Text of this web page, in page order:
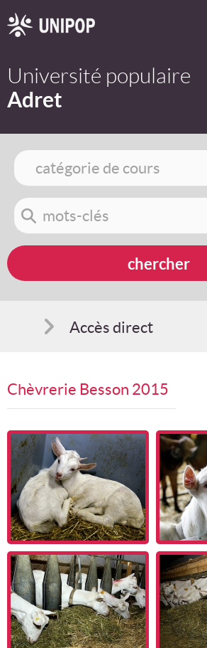
Université populaire
Adret
Accès direct
Suggestions
Bon cadeau
Programme en PDF
Chèvrerie Besson 2015